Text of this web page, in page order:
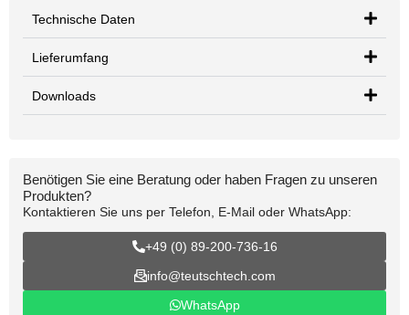
Technische Daten
Lieferumfang
Downloads
Benötigen Sie eine Beratung oder haben Fragen zu unseren
Produkten?
Kontaktieren Sie uns per Telefon, E-Mail oder WhatsApp:
+49 (0) 89-200-736-16
info@teutschtech.com
WhatsApp